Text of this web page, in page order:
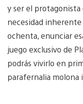
y ser el protagonista
necesidad inherente
ochenta, enunciar
juego exclusivo de
podrás vivirlo en
parafernalia molona